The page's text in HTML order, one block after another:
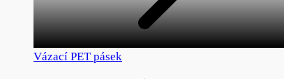
Vázací PET pásek